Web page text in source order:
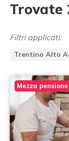
Trovate
Filtri applicati:
Trentino Alto
Mezza pensione